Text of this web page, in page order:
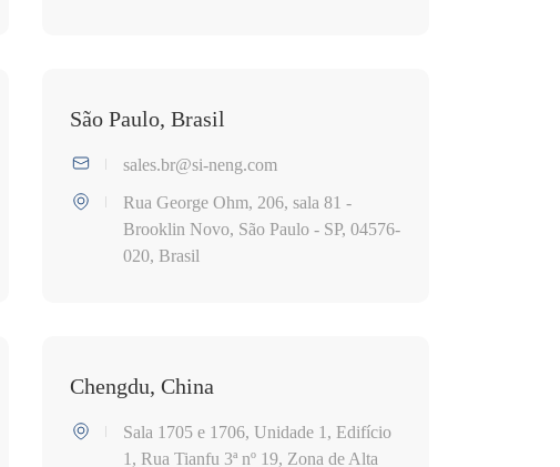
São Paulo, Brasil
sales.br@si-neng.com
Rua George Ohm, 206, sala 81 -
Brooklin Novo, São Paulo - SP, 04576-
020, Brasil
Chengdu, China
Sala 1705 e 1706, Unidade 1, Edifício
1, Rua Tianfu 3ª nº 19, Zona de Alta